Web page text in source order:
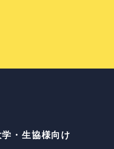
学・生協様向け